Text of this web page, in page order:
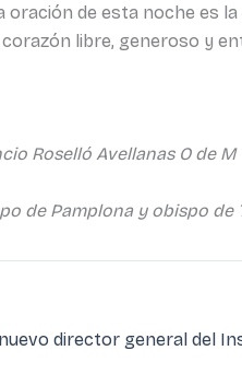
oración de esta noche es
corazón libre, generoso y
Roselló Avellanas O de M
de Pamplona y obispo de